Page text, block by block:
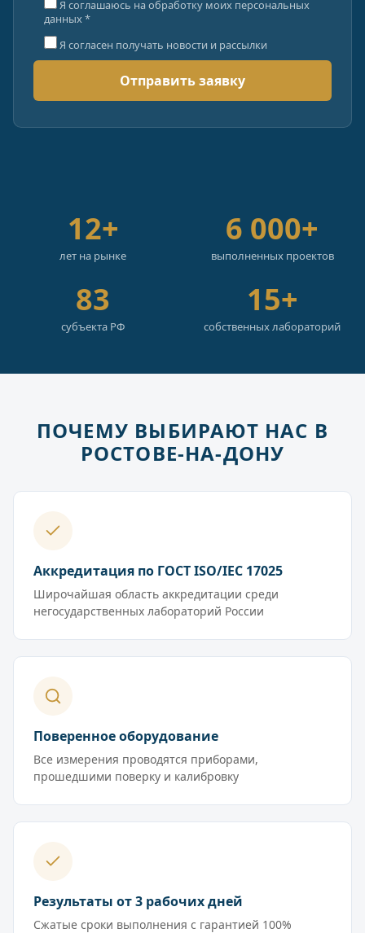
Я соглашаюсь на обработку моих персональных
данных *
Я согласен получать новости и рассылки
12+
лет на рынке
6 000+
выполненных проектов
83
субъекта РФ
15+
собственных лабораторий
ПОЧЕМУ ВЫБИРАЮТ НАС В
РОСТОВЕ-НА-ДОНУ
Аккредитация по ГОСТ ISO/IEC 17025
Широчайшая область аккредитации среди
негосударственных лабораторий России
Поверенное оборудование
Все измерения проводятся приборами,
прошедшими поверку и калибровку
Результаты от 3 рабочих дней
Сжатые сроки выполнения с гарантией 100%